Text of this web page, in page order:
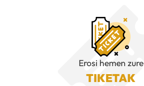
Erosi hemen zure
TIKETAK